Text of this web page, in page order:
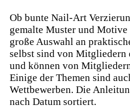
Ob bunte Nail-Art
gemalte Muster und
große Auswahl an
selbst sind von Mitgliedern
und können von
Einige der Themen sind
Wettbewerben. Die
nach Datum sortiert.